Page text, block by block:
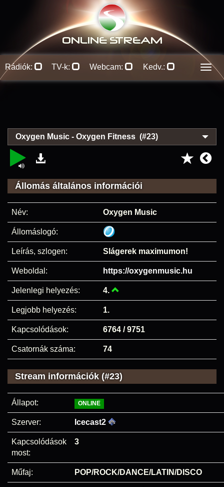
ONLINE STREAM
Rádiók: TV-k: Webcam: Kedv.:
Oxygen Music - Oxygen Fitness (#23)
Állomás általános információi
Név: Oxygen Music
Állomáslogó:
Leírás, szlogen: Slágerek maximumon!
Weboldal: https://oxygenmusic.hu
Jelenlegi helyezés: 4.
Legjobb helyezés: 1.
Kapcsolódások: 6764 / 9751
Csatornák száma: 74
Stream információk (#23)
Állapot: ONLINE
Szerver: Icecast2
Kapcsolódások
most:
3
Műfaj: POP/ROCK/DANCE/LATIN/DISCO